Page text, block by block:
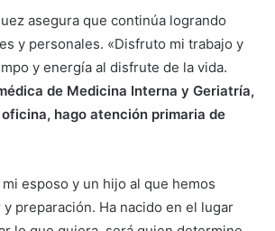
asegura que continúa logrando
y personales. «Disfruto mi trabajo y
y energía al disfrute de la vida.
de Medicina Interna y Geriatría,
hago atención primaria de
esposo y un hijo al que hemos
preparación. Ha nacido en el lugar